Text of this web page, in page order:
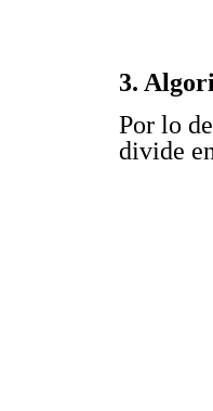
3.
Por lo
divide